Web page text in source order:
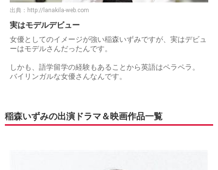
出典： http://lanakila-web.com
実はモデルデビュー
女優としてのイメージが強い稲森いずみですが、実はデビュ
ーはモデルさんだったんです。
しかも、語学留学の経験もあることから英語はペラペラ。
バイリンガルな女優さんなんです。
稲森いずみの出演ドラマ＆映画作品一覧